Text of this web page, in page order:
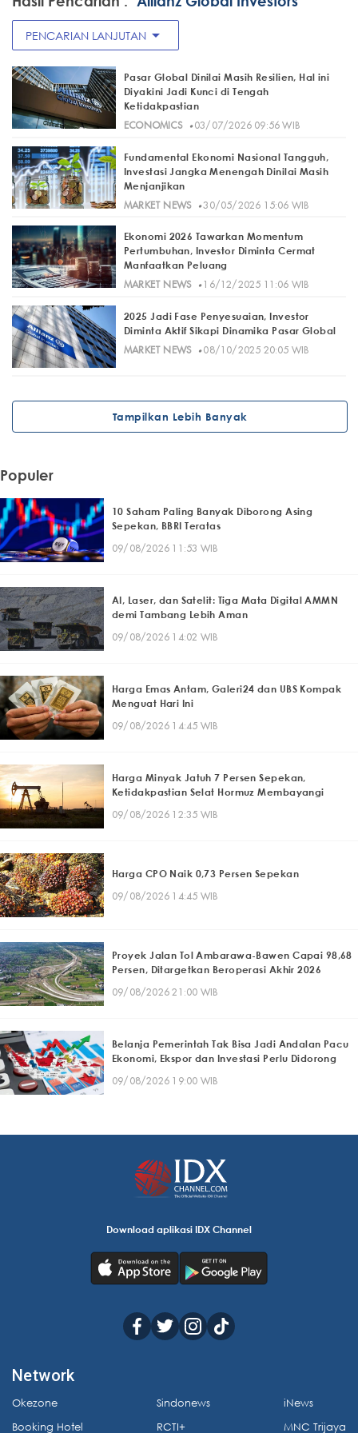
PENCARIAN LANJUTAN arrow_drop_down
Pasar Global Dinilai Masih Resilien, Hal ini
Diyakini Jadi Kunci di Tengah
Ketidakpastian
ECONOMICS· 03/07/2026 09:56 WIB
Fundamental Ekonomi Nasional Tangguh,
Investasi Jangka Menengah Dinilai Masih
Menjanjikan
MARKET NEWS· 30/05/2026 15:06 WIB
Ekonomi 2026 Tawarkan Momentum
Pertumbuhan, Investor Diminta Cermat
Manfaatkan Peluang
MARKET NEWS· 16/12/2025 11:06 WIB
2025 Jadi Fase Penyesuaian, Investor
Diminta Aktif Sikapi Dinamika Pasar Global
MARKET NEWS· 08/10/2025 20:05 WIB
Tampilkan Lebih Banyak
Populer
10 Saham Paling Banyak Diborong Asing
Sepekan, BBRI Teratas
09/08/2026 11:53 WIB
AI, Laser, dan Satelit: Tiga Mata Digital AMMN
demi Tambang Lebih Aman
09/08/2026 14:02 WIB
Harga Emas Antam, Galeri24 dan UBS Kompak
Menguat Hari Ini
09/08/2026 14:45 WIB
Harga Minyak Jatuh 7 Persen Sepekan,
Ketidakpastian Selat Hormuz Membayangi
09/08/2026 12:35 WIB
Harga CPO Naik 0,73 Persen Sepekan
09/08/2026 14:45 WIB
Proyek Jalan Tol Ambarawa-Bawen Capai 98,68
Persen, Ditargetkan Beroperasi Akhir 2026
09/08/2026 21:00 WIB
Belanja Pemerintah Tak Bisa Jadi Andalan Pacu
Ekonomi, Ekspor dan Investasi Perlu Didorong
09/08/2026 19:00 WIB
Download aplikasi IDX Channel
Network
Okezone
Booking Hotel
Sindonews
RCTI+
iNews
MNC Trijaya